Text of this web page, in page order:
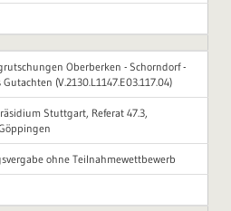
Oberberken - Schorndorf -
(V.2130.L1147.E03.117.04)
Stuttgart, Referat 47.3,
ohne Teilnahmewettbewerb